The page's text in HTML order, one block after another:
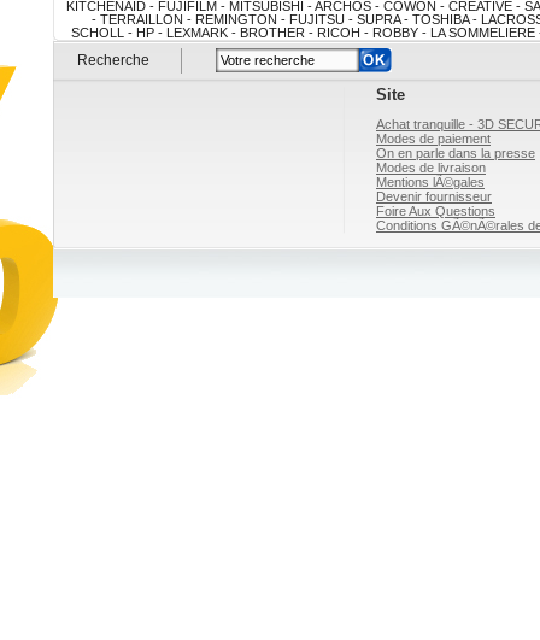
KITCHENAID - FUJIFILM - MITSUBISHI - ARCHOS - COWON - CREATIVE -
- TERRAILLON - REMINGTON - FUJITSU - SUPRA - TOSHIBA -
SCHOLL - HP - LEXMARK - BROTHER - RICOH - ROBBY - LA
FRANCO BELGE - CLIMADIFF - ARTEVINO - Juan Panadero - Cruz
RAZOR - FAVEX - CHALET-JARDIN - ART JARDIN - GRACO - DELORM
SUPREME - RILEY - DPT - Outlander - ARTELIA - EWT -
Recherche
Site
Achat tranquille - 3D
Modes de paiement
On en parle dans la presse
Modes de livraison
Mentions lÃ©gales
Devenir fournisseur
Foire Aux Questions
Conditions GÃ©nÃ©rales